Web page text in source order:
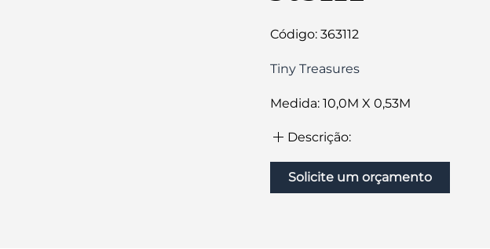
Código: 363112
Tiny Treasures
Medida: 10,0M X 0,53M
Descrição:
Solicite um orçamento